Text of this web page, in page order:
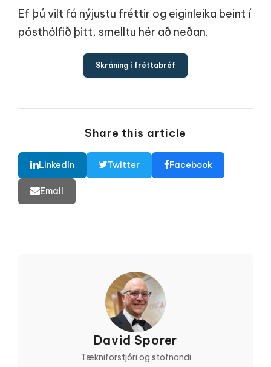
Ef þú vilt fá nýjustu fréttir og eiginleika beint í
pósthólfið þitt, smelltu hér að neðan.
Skráning í fréttabréf
Share this article
LinkedIn Twitter Facebook
Email
David Sporer
Tækniforstjóri og stofnandi